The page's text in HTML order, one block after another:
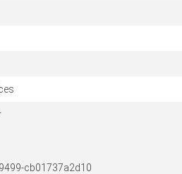
cb01737a2d10